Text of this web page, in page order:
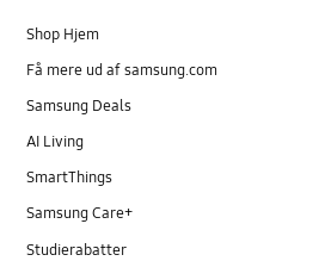
Shop Hjem
Få mere ud af samsung.com
Samsung Deals
AI Living
SmartThings
Samsung Care+
Studierabatter